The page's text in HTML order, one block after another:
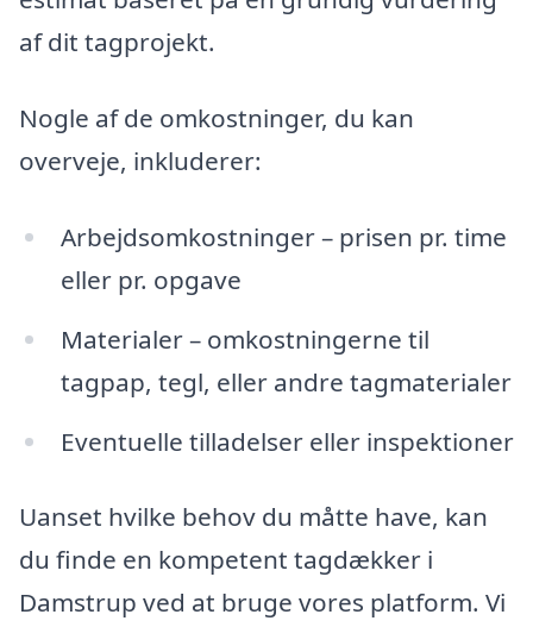
af dit tagprojekt.
Nogle af de omkostninger, du kan
overveje, inkluderer:
Arbejdsomkostninger – prisen pr. time
eller pr. opgave
Materialer – omkostningerne til
tagpap, tegl, eller andre tagmaterialer
Eventuelle tilladelser eller inspektioner
Uanset hvilke behov du måtte have, kan
du finde en kompetent tagdækker i
Damstrup ved at bruge vores platform. Vi